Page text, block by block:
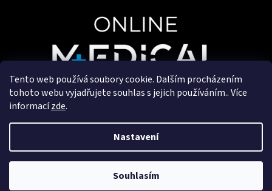
Tento web používá soubory cookie. Dalším procházením
tohoto webu vyjadřujete souhlas s jejich používáním.. Více
informacízde.
Nastavení
Souhlasím
Copyright 2025OnlineMedical.cz. Všechna práva
vyhrazena.
Vytvořil a marketingově zajišťuje